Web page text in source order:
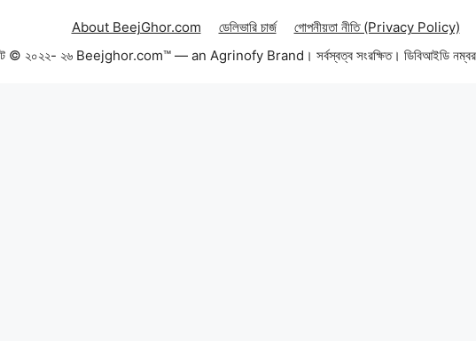
About BeejGhor.com ডেলিভারি চার্জ গোপনীয়তা নীতি (Privacy Policy)
© ২০২২- ২৬ Beejghor.com™ — an Agrinofy Brand। সর্বস্বত্ব সংরক্ষিত। ডিবিআইডি